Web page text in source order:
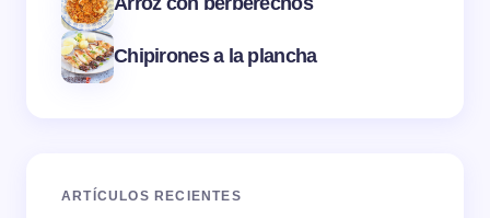
Chipirones a la plancha
ARTÍCULOS RECIENTES